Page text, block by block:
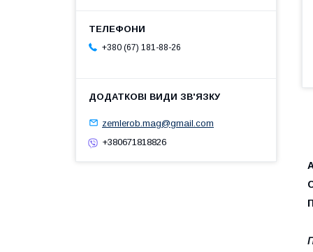
+380 (67) 181-88-26
zemlerob.mag@gmail.com
+380671818826